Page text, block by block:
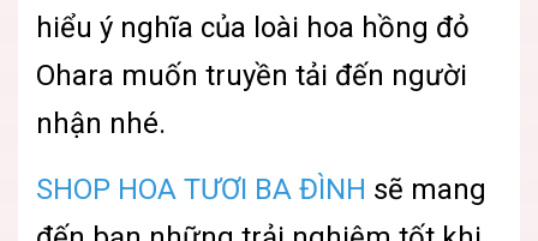
hiểu ý nghĩa của loài hoa hồng đỏ
Ohara muốn truyền tải đến người
nhận nhé.
SHOP HOA TƯƠI BA ĐÌNH sẽ mang